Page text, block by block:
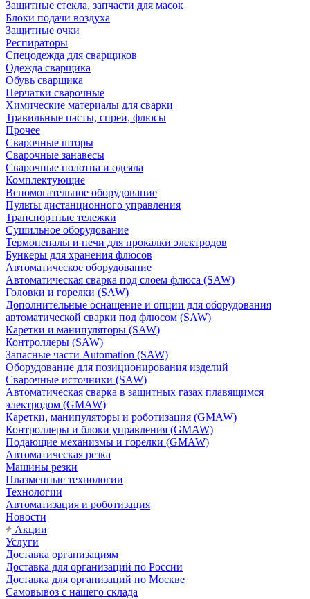
Защитные стекла, запчасти для масок
Блоки подачи воздуха
Защитные очки
Респираторы
Спецодежда для сварщиков
Одежда сварщика
Обувь сварщика
Перчатки сварочные
Химические материалы для сварки
Травильные пасты, спреи, флюсы
Прочее
Сварочные шторы
Сварочные занавесы
Сварочные полотна и одеяла
Комплектующие
Вспомогательное оборудование
Пульты дистанционного управления
Транспортные тележки
Сушильное оборудование
Термопеналы и печи для прокалки электродов
Бункеры для хранения флюсов
Автоматическое оборудование
Автоматическая сварка под слоем флюса (SAW)
Головки и горелки (SAW)
Дополнительные оснащение и опции для оборудования
автоматической сварки под флюсом (SAW)
Каретки и манипуляторы (SAW)
Контроллеры (SAW)
Запасные части Automation (SAW)
Оборудование для позиционирования изделий
Сварочные источники (SAW)
Автоматическая сварка в защитных газах плавящимся
электродом (GMAW)
Каретки, манипуляторы и роботизация (GMAW)
Контроллеры и блоки управления (GMAW)
Подающие механизмы и горелки (GMAW)
Автоматическая резка
Машины резки
Плазменные технологии
Технологии
Автоматизация и роботизация
Новости
Акции
Услуги
Доставка организациям
Доставка для организаций по России
Доставка для организаций по Москве
Самовывоз с нашего склада